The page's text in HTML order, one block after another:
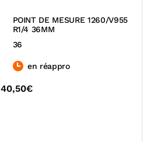
POINT DE MESURE 1260/V955
R1/4 36MM
36
en réappro
40,50€